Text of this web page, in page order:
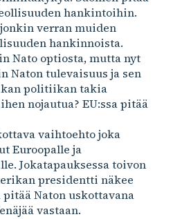
hankintoihin.
verran muiden
hankinnoista.
Nato optiosta, mutta nyt
Naton tulevaisuus ja sen
politiikan takia
nojautua? EU:ssa pitää
vaihtoehto joka
Euroopalle ja
Jokatapauksessa toivon
presidentti näkee
pitää Naton uskottavana
vastaan.